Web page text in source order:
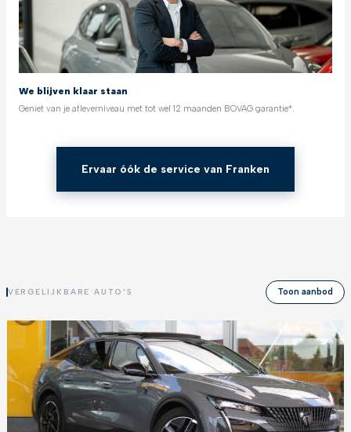
We blijven klaar staan
Geniet van je afleverniveau met tot wel 12 maanden BOVAG garantie*.
Ervaar óók de service van Franken
VERGELIJKBARE AUTO'S Toon aanbod